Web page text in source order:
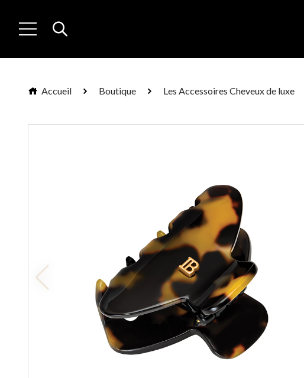
Accueil Boutique Les Accessoires Cheveux de luxe